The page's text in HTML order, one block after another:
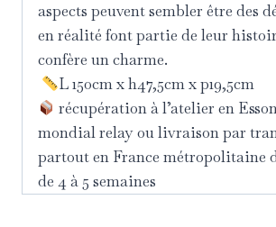
aspects peuvent sembler être des
en réalité font partie de leur
confère un charme.
L 150cm x h47,5cm x p19,5cm
récupération à l’atelier en
mondial relay ou livraison par
partout en France métropolitaine
de 4 à 5 semaines